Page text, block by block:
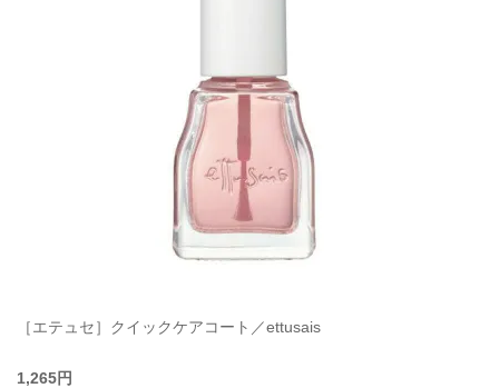
［エテュセ］クイックケアコート／ettusais
1,265円